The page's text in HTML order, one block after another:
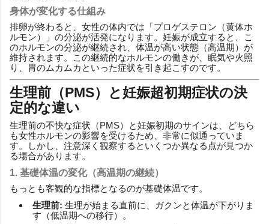
身体が変化する仕組み
排卵が終わると、女性の体内では「プロゲステロン（黄体ホ
ルモン）」の分泌が活発になります。妊娠が成立すると、こ
のホルモンの分泌が継続され、体温が高い状態（高温期）が
維持されます。この継続的なホルモンの働きが、眠気や火照
り、胃のムカムカといった症状を引き起こすのです。
生理前（PMS）と妊娠超初期症状の決
定的な違い
生理前の不快な症状（PMS）と妊娠初期のサインは、どちら
も女性ホルモンの影響を受けるため、非常に似通っていま
す。しかし、注意深く観察するといくつか異なる点が見つか
る場合があります。
1. 基礎体温の変化（高温期の継続）
もっとも客観的な指標となるのが基礎体温です。
生理前: 生理が始まる直前に、ガクンと体温が下がりま
す（低温期への移行）。